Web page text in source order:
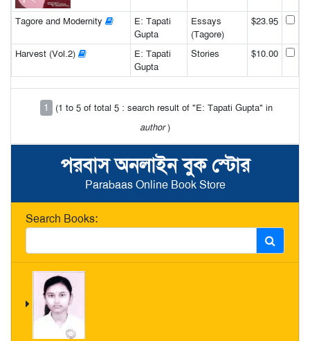
পরবাস অনলাইন বুক স্টোর
Parabaas Online Book Store
Search Books:
Tagore and Modernity
E: Tapati
Gupta
Essays
(Tagore)
$23.95
Harvest (Vol.2)
E: Tapati
Gupta
Stories $10.00
1
(1 to 5 of total 5 : search result of "E: Tapati Gupta" in
author)